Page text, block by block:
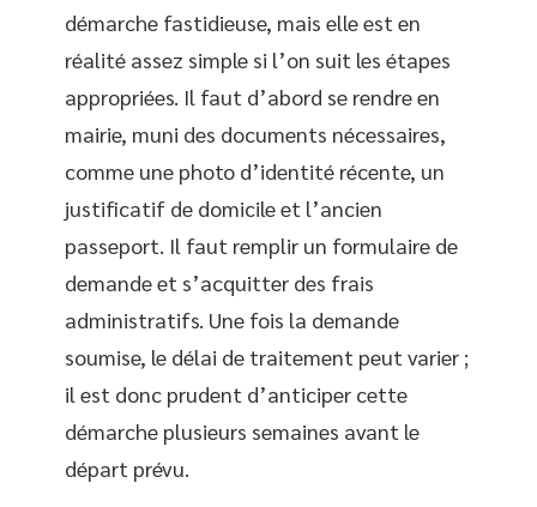
démarche fastidieuse, mais elle est en
réalité assez simple si l’on suit les étapes
appropriées. Il faut d’abord se rendre en
mairie, muni des documents nécessaires,
comme une photo d’identité récente, un
justificatif de domicile et l’ancien
passeport. Il faut remplir un formulaire de
demande et s’acquitter des frais
administratifs. Une fois la demande
soumise, le délai de traitement peut varier ;
il est donc prudent d’anticiper cette
démarche plusieurs semaines avant le
départ prévu.